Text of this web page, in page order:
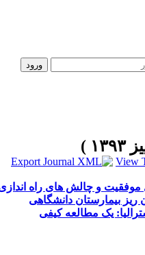
و چالش ­های راه ­اندازی
بیمارستان دانشگاهی
یک مطالعه کیفی